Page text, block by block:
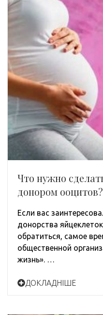
Что нужно
донором ооцитов?
Если вас
донорства
обратиться, самое
общественной
жизнь». …
ДОКЛАДНІШЕ